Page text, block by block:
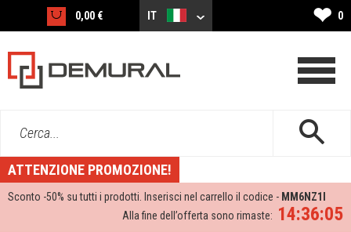
0,00 € IT ❤ 0
Cerca...
ATTENZIONE PROMOZIONE!
Sconto -50% su tutti i prodotti. Inserisci nel carrello il codice - MM6NZ1I
14:36:05
Alla fine dell’offerta sono rimaste: